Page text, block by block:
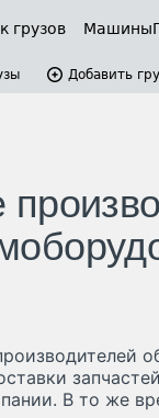
грузов Машины
Добавить
В то же